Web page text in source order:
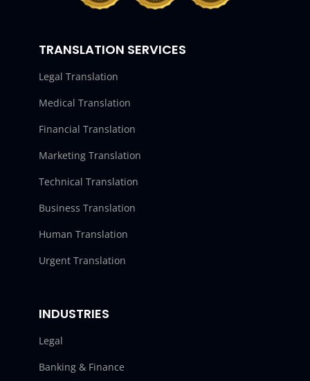
TRANSLATION SERVICES
Legal Translation
Medical Translation
Financial Translation
Marketing Translation
Technical Translation
Business Translation
Human Translation
Urgent Translation
INDUSTRIES
Legal
Banking & Finance